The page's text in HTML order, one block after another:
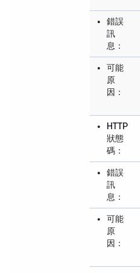
錯誤
訊
息：
可能
原
因：
HTTP
狀態
碼：
錯誤
訊
息：
可能
原
因：